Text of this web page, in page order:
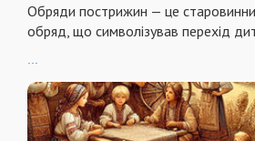
Обряди пострижин — це
обряд, що символізував перехід